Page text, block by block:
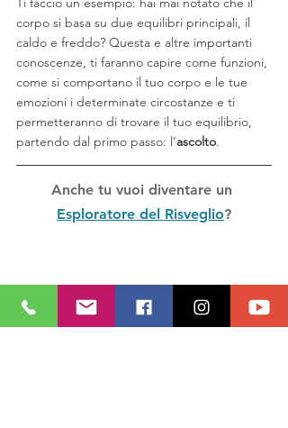
corpo si basa su due equilibri principali, il
caldo e freddo? Questa e altre importanti
conoscenze, ti faranno capire come funzioni,
come si comportano il tuo corpo e le tue
emozioni i determinate circostanze e ti
permetteranno di trovare il tuo equilibrio,
partendo dal primo passo: l’ascolto.
Anche tu vuoi diventare un
Esploratore del Risveglio?